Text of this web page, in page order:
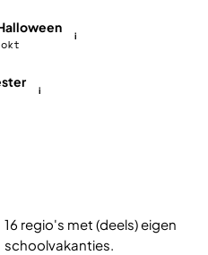
i
i
16 regio's met (deels) eigen
schoolvakanties.